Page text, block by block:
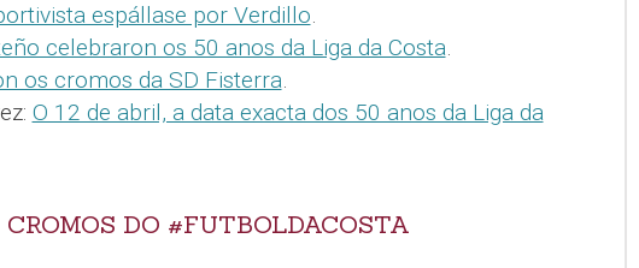
espállase por Verdillo.
celebraron os 50 anos da Liga da Costa.
os cromos da SD Fisterra.
O 12 de abril, a data exacta dos 50 anos da Liga da
DO #FUTBOLDACOSTA